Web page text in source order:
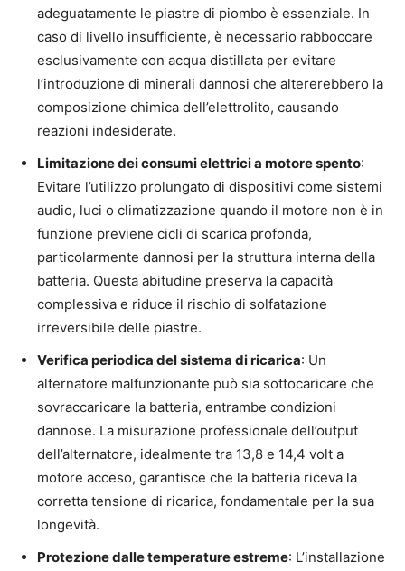
adeguatamente le piastre di piombo è essenziale. In
caso di livello insufficiente, è necessario rabboccare
esclusivamente con acqua distillata per evitare
l’introduzione di minerali dannosi che altererebbero la
composizione chimica dell’elettrolito, causando
reazioni indesiderate.
Limitazione dei consumi elettrici a motore spento:
Evitare l’utilizzo prolungato di dispositivi come sistemi
audio, luci o climatizzazione quando il motore non è in
funzione previene cicli di scarica profonda,
particolarmente dannosi per la struttura interna della
batteria. Questa abitudine preserva la capacità
complessiva e riduce il rischio di solfatazione
irreversibile delle piastre.
Verifica periodica del sistema di ricarica: Un
alternatore malfunzionante può sia sottocaricare che
sovraccaricare la batteria, entrambe condizioni
dannose. La misurazione professionale dell’output
dell’alternatore, idealmente tra 13,8 e 14,4 volt a
motore acceso, garantisce che la batteria riceva la
corretta tensione di ricarica, fondamentale per la sua
longevità.
Protezione dalle temperature estreme: L’installazione